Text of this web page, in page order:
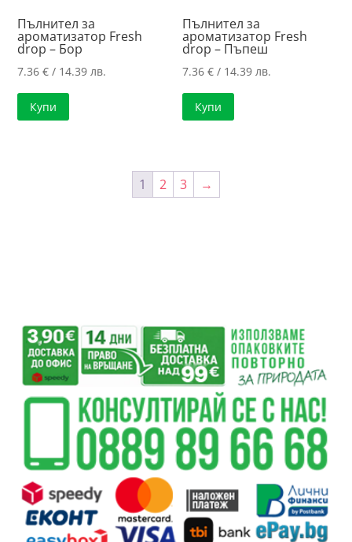
Пълнител за
ароматизатор Fresh
drop – Бор
7.36€ / 14.39 лв.
Купи
Пълнител за
ароматизатор Fresh
drop – Пъпеш
7.36€ / 14.39 лв.
Купи
1 2 3 →